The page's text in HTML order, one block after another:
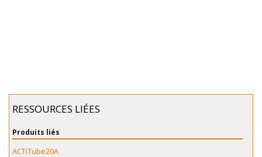
RESSOURCES LIÉES
Produits liés
ACTiTube20A